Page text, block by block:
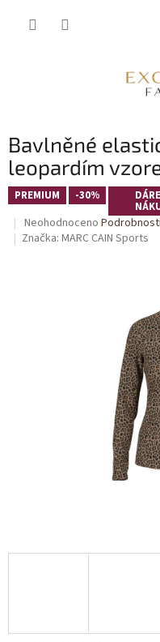
Bavlněné
leopardím
PREMIUM -30%
Průměrné
hodnocení
Neohodnoceno
Značka: MARC CAIN Sports